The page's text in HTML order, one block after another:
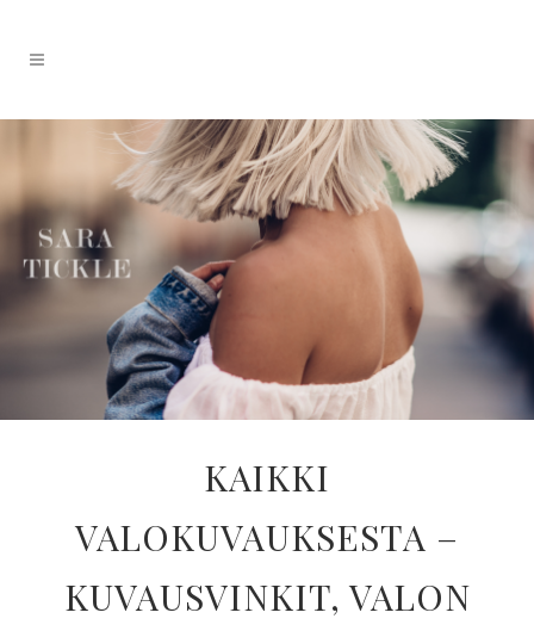
KAIKKI
VALOKUVAUKSESTA –
KUVAUSVINKIT, VALON